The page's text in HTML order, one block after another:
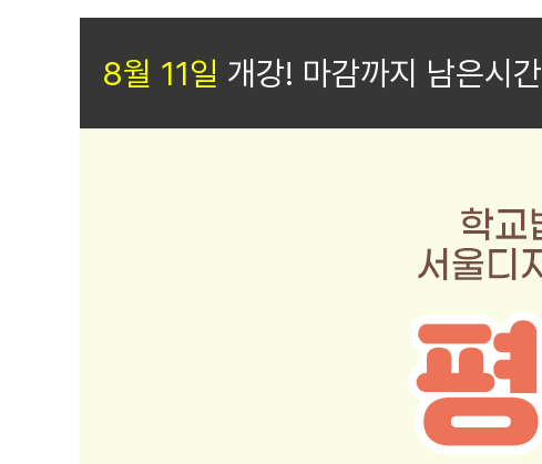
심리학
서디평생활
8월 11일 개강! 마감까지 남은시간